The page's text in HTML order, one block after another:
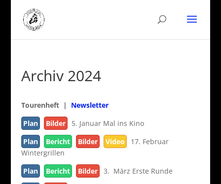
Archiv 2024
Tourenheft | Newsletter
Plan
Bilder
5. Januar Mal ins Kino
Plan
Bericht Bilder Video
17. Februar
Wintergrillen
Plan
Bericht Bilder
3. März Erste Runde